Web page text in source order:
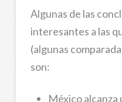
Algunas de las
interesantes a las
(algunas
son:
México